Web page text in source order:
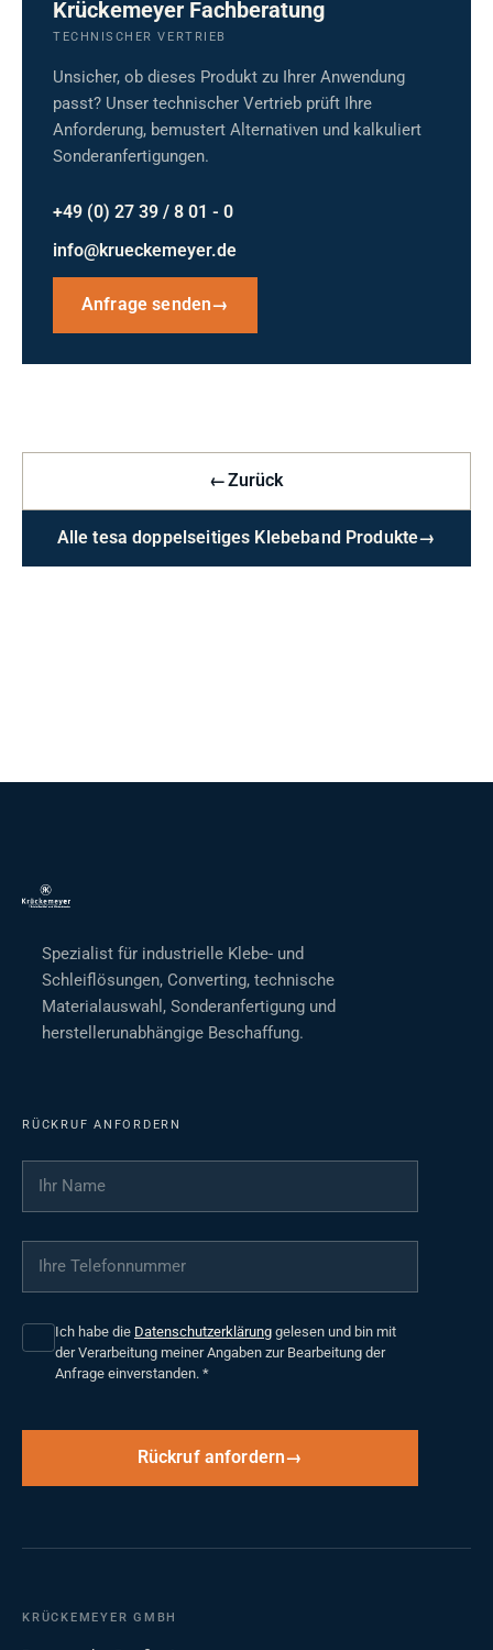
Krückemeyer Fachberatung
TECHNISCHER VERTRIEB
Unsicher, ob dieses Produkt zu Ihrer Anwendung
passt? Unser technischer Vertrieb prüft Ihre
Anforderung, bemustert Alternativen und kalkuliert
Sonderanfertigungen.
+49 (0) 27 39 / 8 01 - 0
info@krueckemeyer.de
Anfrage senden→
←Zurück
Alle tesa doppelseitiges Klebeband Produkte→
Spezialist für industrielle Klebe- und
Schleiflösungen, Converting, technische
Materialauswahl, Sonderanfertigung und
herstellerunabhängige Beschaffung.
RÜCKRUF ANFORDERN
Ihr Name
Ihre Telefonnummer
Ich habe die Datenschutzerklärung gelesen und bin mit
der Verarbeitung meiner Angaben zur Bearbeitung der
Anfrage einverstanden. *
Rückruf anfordern
KRÜCKEMEYER GMBH